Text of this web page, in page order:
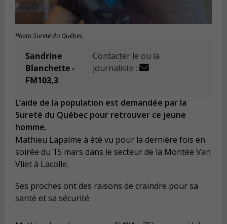
Photo Sureté du Québec.
Sandrine
Blanchette -
FM103,3
Contacter le ou la
journaliste :
L’aide de la population est demandée par la
Sureté du Québec pour retrouver ce jeune
homme.
Mathieu Lapalme à été vu pour la dernière fois en
soirée du 15 mars dans le secteur de la Montée Van
Vliet à Lacolle.
Ses proches ont des raisons de craindre pour sa
santé et sa sécurité.